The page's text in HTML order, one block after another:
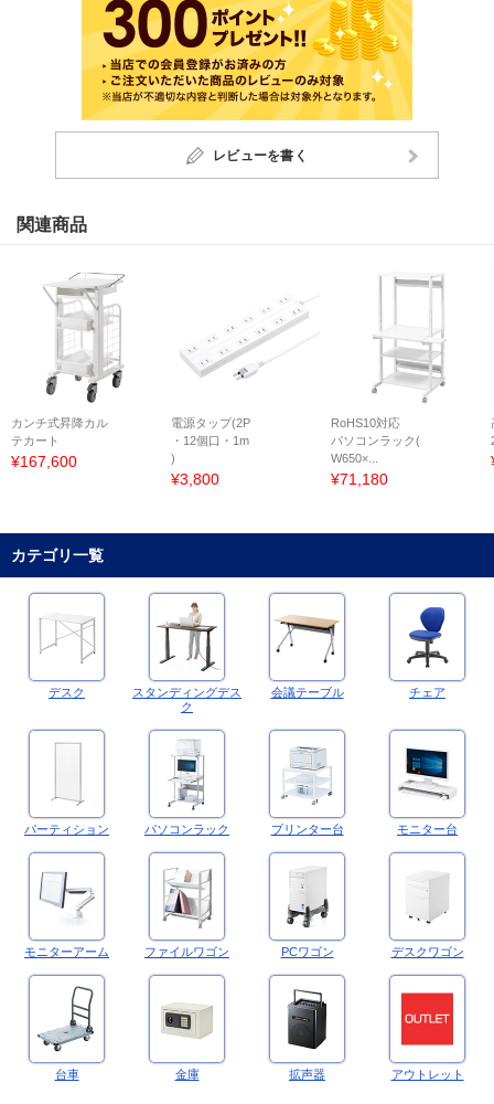
レビューを書く
関連商品
カンチ式昇降カル
テカート
¥167,600
電源タップ(2P
・12個口・1m
)
¥3,800
RoHS10対応
パソコンラック(
W650×...
¥71,180
カテゴリ一覧
デスク
スタンディングデス
ク
会議テーブル チェア
パーティション パソコンラック プリンター台 モニター台
モニターアーム ファイルワゴン PCワゴン デスクワゴン
台車 金庫 拡声器 アウトレット